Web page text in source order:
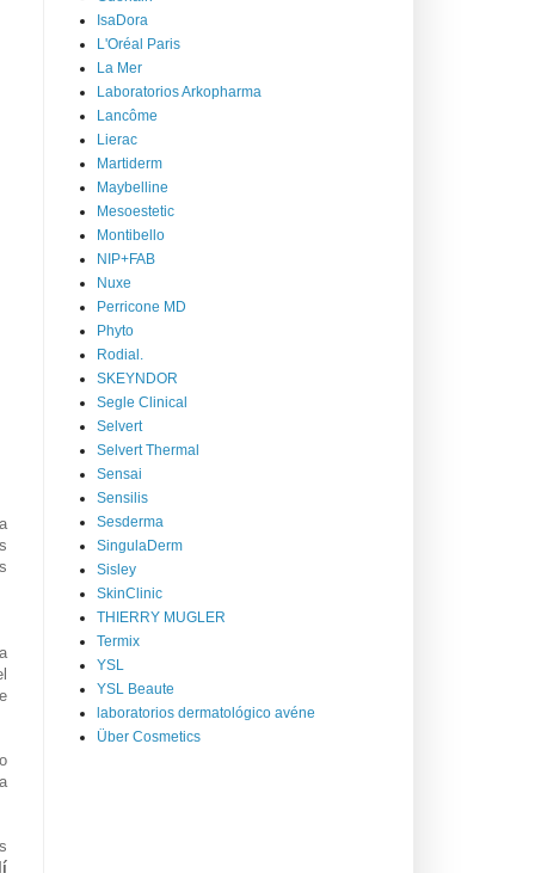
IsaDora
L'Oréal Paris
La Mer
Laboratorios Arkopharma
Lancôme
Lierac
Martiderm
Maybelline
Mesoestetic
Montibello
NIP+FAB
Nuxe
Perricone MD
Phyto
Rodial.
SKEYNDOR
Segle Clinical
Selvert
Selvert Thermal
Sensai
Sensilis
Sesderma
SingulaDerm
Sisley
SkinClinic
THIERRY MUGLER
Termix
YSL
YSL Beaute
laboratorios dermatológico avéne
Über Cosmetics